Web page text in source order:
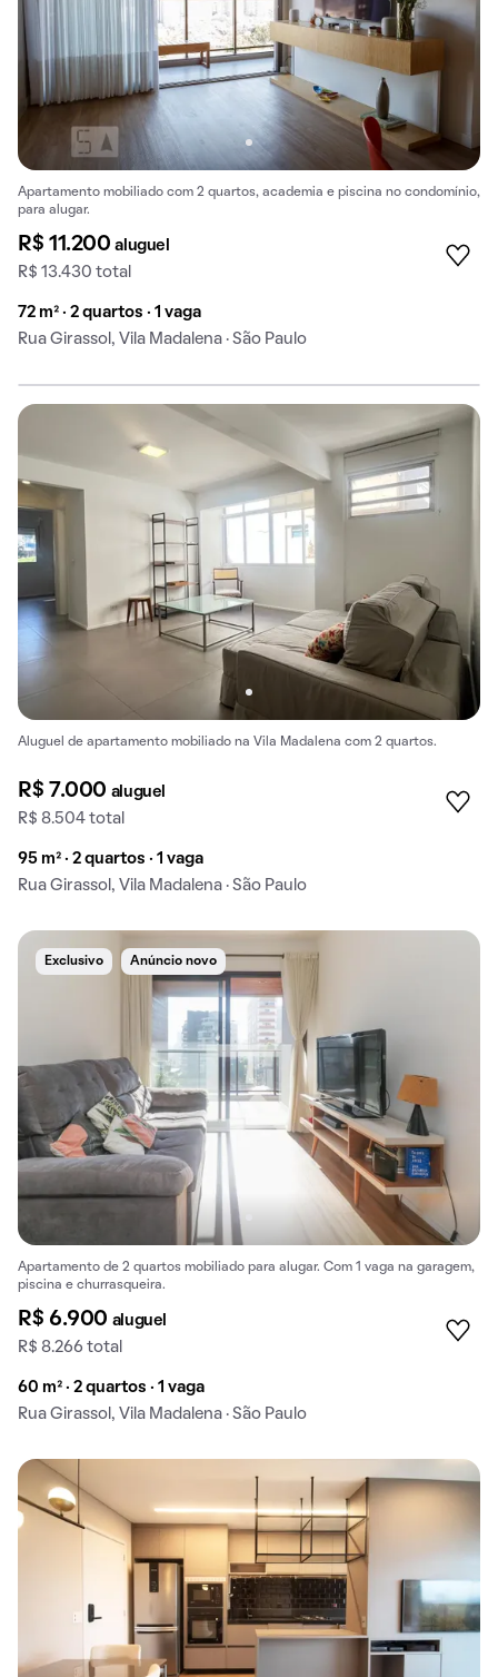
Apartamento mobiliado com 2 quartos, academia e piscina no condomínio,
para alugar.
R$ 11.200aluguel
R$ 13.430 total
72 m² · 2 quartos · 1 vaga
Rua Girassol, Vila Madalena · São Paulo
Aluguel de apartamento mobiliado na Vila Madalena com 2 quartos.
R$ 7.000 aluguel
R$ 8.504 total
95 m² · 2 quartos · 1 vaga
Rua Girassol, Vila Madalena · São Paulo
Exclusivo Anúncio novo
Apartamento de 2 quartos mobiliado para alugar. Com 1 vaga na garagem,
piscina e churrasqueira.
R$ 6.900 aluguel
R$ 8.266 total
60 m² · 2 quartos · 1 vaga
Rua Girassol, Vila Madalena · São Paulo